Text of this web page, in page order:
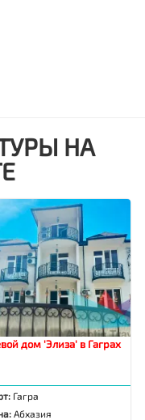
НА
дом 'Элиза' в Гаграх
Гагра
Абхазия